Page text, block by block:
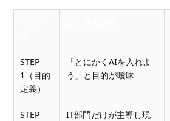
STEP
1（目的
定義）
「とにかくAIを入れよ
う」と目的が曖昧
STEP
IT部門だけが主導し現